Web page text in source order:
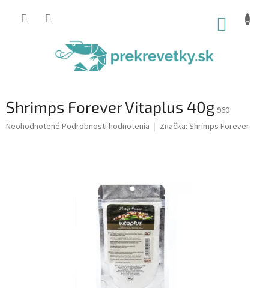
Shrimps Forever Vitaplus 40g 960
Priemerné
Neohodnotené Podrobnosti hodnotenia Značka: Shrimps Forever